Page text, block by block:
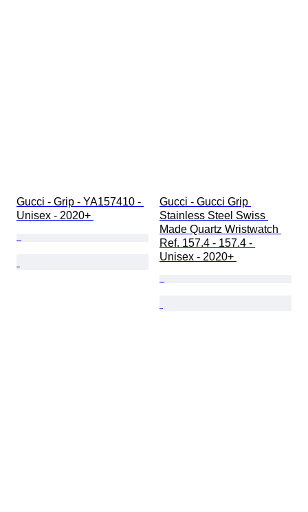
Gucci - Grip - YA157410 -
Unisex - 2020+
Gucci - Gucci Grip
Stainless Steel Swiss
Made Quartz Wristwatch
Ref. 157.4 - 157.4 -
Unisex - 2020+